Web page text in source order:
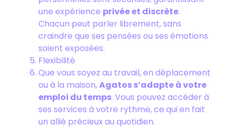
une expérience privée et discrète.
Chacun peut parler librement, sans
craindre que ses pensées ou ses émotions
soient exposées.
Flexibilité
Que vous soyez au travail, en déplacement
ou à la maison,Agatos s’adapte à votre
emploi du temps. Vous pouvez accéder à
ses services à votre rythme, ce qui en fait
un allié précieux au quotidien.